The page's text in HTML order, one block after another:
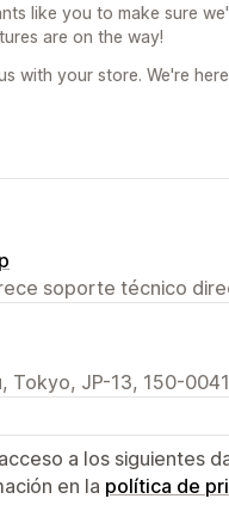
like you to make sure
are on the way!
with your store. We're
soporte técnico
Tokyo, JP-13, 150-
a los siguientes
en la política de